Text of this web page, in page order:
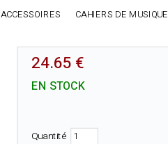
ACCESSOIRES CAHIERS DE MUSIQUE
24.65 €
EN STOCK
Quantité